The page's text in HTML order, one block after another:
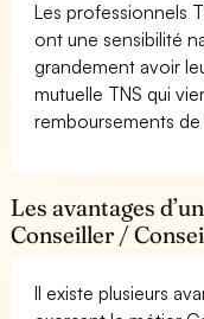
Les professionnels
ont une sensibilité
grandement avoir
mutuelle TNS qui
remboursements
Les avantages
Conseiller /
Il existe plusieurs